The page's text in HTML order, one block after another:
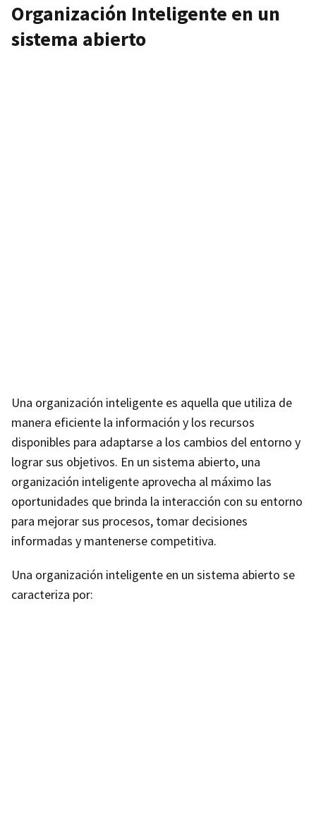
Organización Inteligente en un
sistema abierto
Una organización inteligente es aquella que utiliza de
manera eficiente la información y los recursos
disponibles para adaptarse a los cambios del entorno y
lograr sus objetivos. En un sistema abierto, una
organización inteligente aprovecha al máximo las
oportunidades que brinda la interacción con su entorno
para mejorar sus procesos, tomar decisiones
informadas y mantenerse competitiva.
Una organización inteligente en un sistema abierto se
caracteriza por: